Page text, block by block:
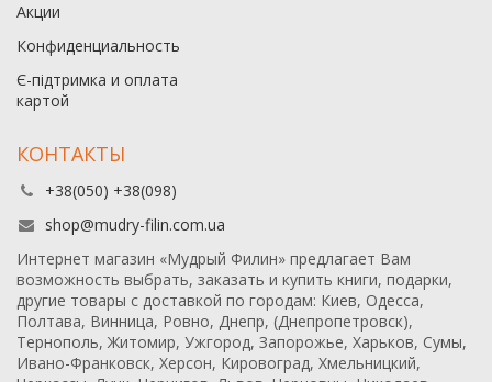
Акции
Конфиденциальность
Є-підтримка и оплата
картой
КОНТАКТЫ
+38(050) +38(098)
shop@mudry-filin.com.ua
Интернет магазин «Мудрый Филин» предлагает Вам
возможность выбрать, заказать и купить книги, подарки,
другие товары с доставкой по городам: Киев, Одесса,
Полтава, Винница, Ровно, Днепр, (Днепропетровск),
Тернополь, Житомир, Ужгород, Запорожье, Харьков, Сумы,
Ивано-Франковск, Херсон, Кировоград, Хмельницкий,